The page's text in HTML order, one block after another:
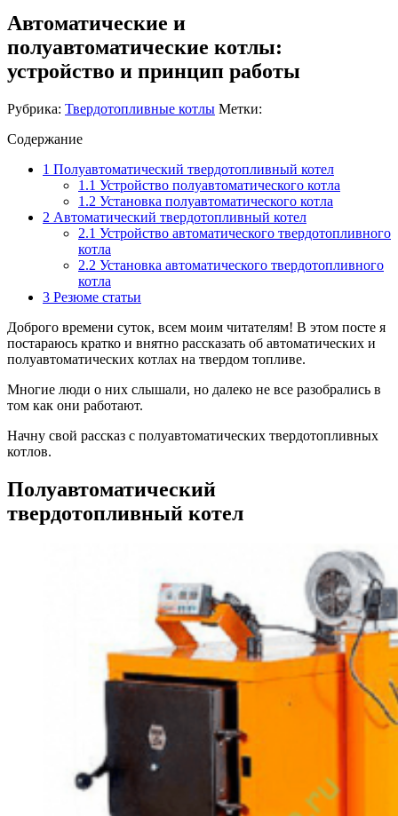
Автоматические и
полуавтоматические котлы:
устройство и принцип работы
Рубрика: Твердотопливные котлы Метки:
Содержание
1 Полуавтоматический твердотопливный котел
1.1 Устройство полуавтоматического котла
1.2 Установка полуавтоматического котла
2 Автоматический твердотопливный котел
2.1 Устройство автоматического твердотопливного
котла
2.2 Установка автоматического твердотопливного
котла
3 Резюме статьи
Доброго времени суток, всем моим читателям! В этом посте я
постараюсь кратко и внятно рассказать об автоматических и
полуавтоматических котлах на твердом топливе.
Многие люди о них слышали, но далеко не все разобрались в
том как они работают.
Начну свой рассказ с полуавтоматических твердотопливных
котлов.
Полуавтоматический
твердотопливный котел